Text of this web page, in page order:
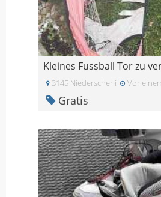
Kleines Fussball Tor zu
3145 Niederscherli Vor
Gratis